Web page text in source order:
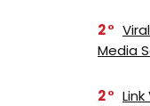
2
Media
2